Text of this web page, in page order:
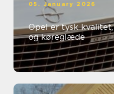
05. January 2026
Opel er tysk
og køreglæde